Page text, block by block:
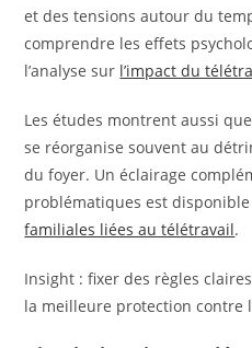
et des tensions autour du
comprendre les effets
l’analyse sur l’impact du
Les études montrent aussi
se réorganise souvent au
du foyer. Un éclairage
problématiques est disponible
familiales liées au télétravail.
Insight : fixer des règles
la meilleure protection contre